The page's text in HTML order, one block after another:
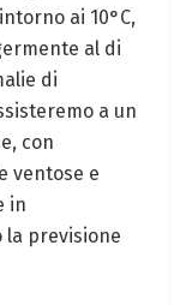
ai 10°C,
al di
di
a un
con
ventose e
in
la previsione